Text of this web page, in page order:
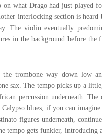
what Drago had just played
interlocking section is heard
The violin eventually
in the background before the
trombone way down low
sax. The tempo picks up a
percussion underneath.
blues, if you can
figures underneath,
tempo gets funkier, introducing